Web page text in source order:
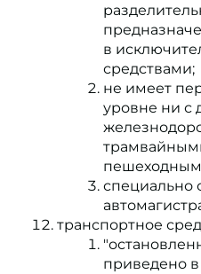
в
средствами;
не имеет
уровне ни с
специально
транспортное
приведено